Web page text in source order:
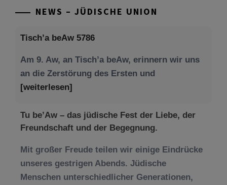
NEWS – JÜDISCHE UNION
Tisch’a beAw 5786
Am 9. Aw, an Tisch’a beAw, erinnern wir uns
an die Zerstörung des Ersten und
[weiterlesen]
Tu be’Aw – das jüdische Fest der Liebe, der
Freundschaft und der Begegnung.
Mit großer Freude teilen wir einige Eindrücke
unseres gestrigen Abends. Jüdische
Menschen unterschiedlicher Generationen,